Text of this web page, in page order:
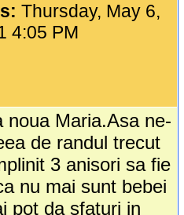
Thursday, May 6,
4:05 PM
noua Maria.Asa ne-
de randul trecut
3 anisori sa fie
nu mai sunt bebei
pot da sfaturi in